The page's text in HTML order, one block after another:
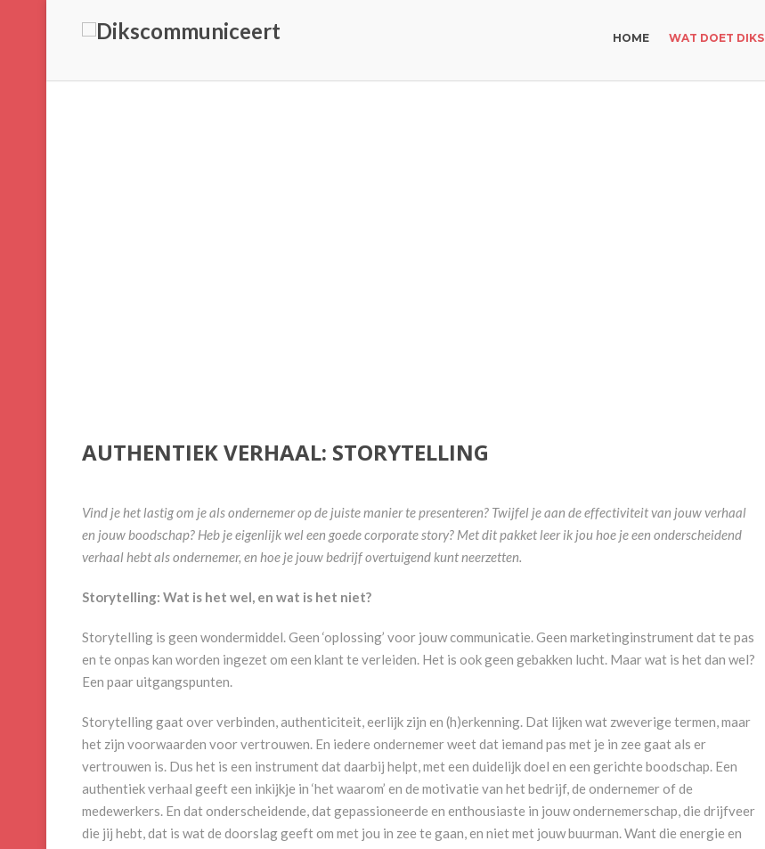
HOME WAT DOET DIKS
AUTHENTIEK VERHAAL: STORYTELLING
Vind je het lastig om je als ondernemer op de juiste manier te presenteren? Twijfel je aan de effectiviteit van jouw verhaal
en jouw boodschap? Heb je eigenlijk wel een goede corporate story? Met dit pakket leer ik jou hoe je een onderscheidend
verhaal hebt als ondernemer, en hoe je jouw bedrijf overtuigend kunt neerzetten.
Storytelling: Wat is het wel, en wat is het niet?
Storytelling is geen wondermiddel. Geen ‘oplossing’ voor jouw communicatie. Geen marketinginstrument dat te pas
en te onpas kan worden ingezet om een klant te verleiden. Het is ook geen gebakken lucht. Maar wat is het dan wel?
Een paar uitgangspunten.
Storytelling gaat over verbinden, authenticiteit, eerlijk zijn en (h)erkenning. Dat lijken wat zweverige termen, maar
het zijn voorwaarden voor vertrouwen. En iedere ondernemer weet dat iemand pas met je in zee gaat als er
vertrouwen is. Dus het is een instrument dat daarbij helpt, met een duidelijk doel en een gerichte boodschap. Een
authentiek verhaal geeft een inkijkje in ‘het waarom’ en de motivatie van het bedrijf, de ondernemer of de
medewerkers. En dat onderscheidende, dat gepassioneerde en enthousiaste in jouw ondernemerschap, die drijfveer
die jij hebt, dat is wat de doorslag geeft om met jou in zee te gaan, en niet met jouw buurman. Want die energie en